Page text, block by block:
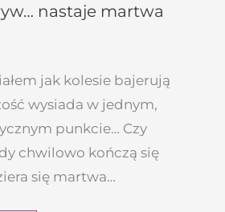
nastaje martwa
jak kolesie bajerują
wysiada w jednym,
punkcie… Czy
chwilowo kończą się
się martwa…